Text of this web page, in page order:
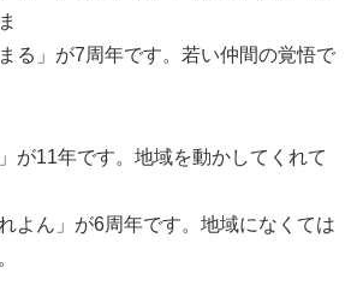
る」が7周年です。若い仲間の覚悟で
が11年です。地域を動かしてくれて
よん」が6周年です。地域になくては